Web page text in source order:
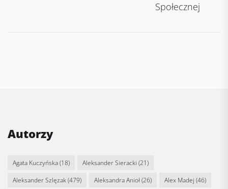
Społecznej
Autorzy
Agata Kuczyńska(18) Aleksander Sieracki (21)
Aleksander Szlęzak(479) Aleksandra Anioł(26) Alex Madej (46)